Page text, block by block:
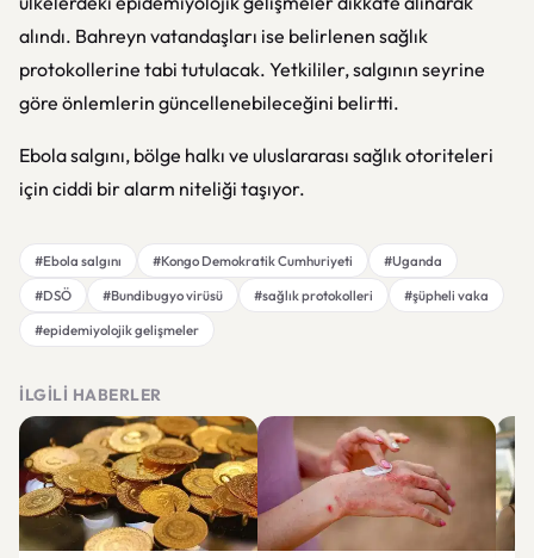
alındı. Bahreyn vatandaşları ise belirlenen sağlık
protokollerine tabi tutulacak. Yetkililer, salgının seyrine
göre önlemlerin güncellenebileceğini belirtti.
Ebola salgını, bölge halkı ve uluslararası sağlık otoriteleri
için ciddi bir alarm niteliği taşıyor.
#Ebola salgını #Kongo Demokratik Cumhuriyeti
#Uganda
#DSÖ
#Bundibugyo virüsü #sağlık protokolleri
#şüpheli vaka
#epidemiyolojik gelişmeler
İLGILI HABERLER